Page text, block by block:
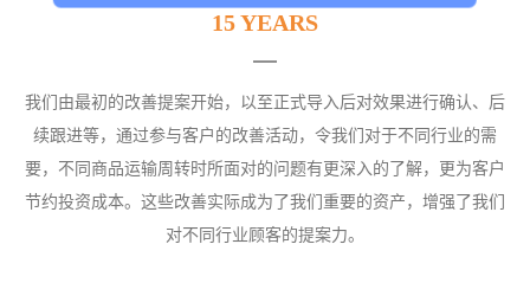
15 YEARS
我们由最初的改善提案开始，以至正式导入后对效果进行确认、后
续跟进等，通过参与客户的改善活动，令我们对于不同行业的需
要，不同商品运输周转时所面对的问题有更深入的了解，更为客户
节约投资成本。这些改善实际成为了我们重要的资产，增强了我们
对不同行业顾客的提案力。